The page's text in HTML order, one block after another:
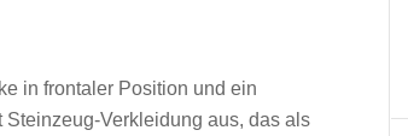
in frontaler Position und ein
Verkleidung aus, das als